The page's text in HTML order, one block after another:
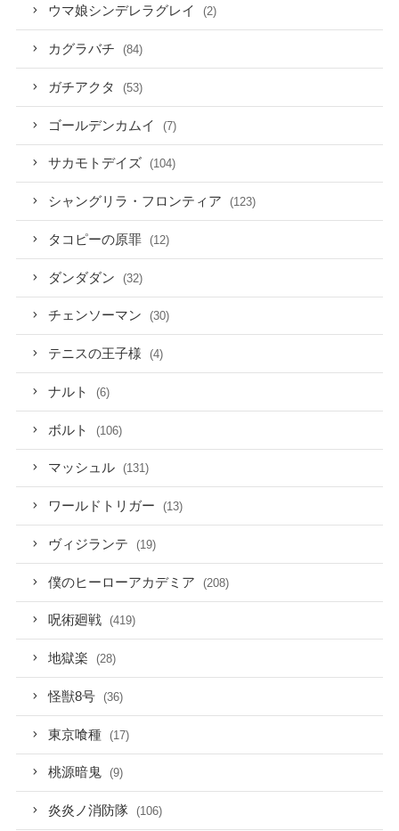
ウマ娘シンデレラグレイ (2)
カグラバチ (84)
ガチアクタ (53)
ゴールデンカムイ (7)
サカモトデイズ (104)
シャングリラ・フロンティア (123)
タコピーの原罪 (12)
ダンダダン (32)
チェンソーマン (30)
テニスの王子様 (4)
ナルト (6)
ボルト (106)
マッシュル (131)
ワールドトリガー (13)
ヴィジランテ (19)
僕のヒーローアカデミア (208)
呪術廻戦 (419)
地獄楽 (28)
怪獣8号 (36)
東京喰種 (17)
桃源暗鬼 (9)
炎炎ノ消防隊 (106)